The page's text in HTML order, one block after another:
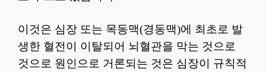
이것은 심장 또는 목동맥(경동맥)에 최초로 발
생한 혈전이 이탈되어 뇌혈관을 막는 것으로
것으로 원인으로 거론되는 것은 심장이 규칙적